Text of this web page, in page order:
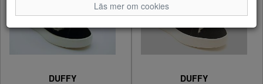
DUFFY
DUFFY
Läs mer om cookies